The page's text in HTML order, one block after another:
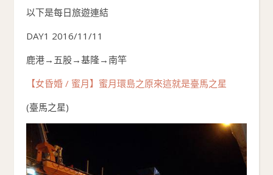
以下是每日旅遊連結
DAY1 2016/11/11
鹿港→五股→基隆→南竿
【女昏婚 / 蜜月】蜜月環島之原來這就是臺馬之星
(臺馬之星)